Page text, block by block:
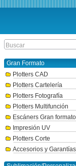
Gran Formato
Plotters CAD
Plotters Cartelería
Plotters Fotografía
Plotters Multifunción
Escáners Gran formato
Impresión UV
Plotters Corte
Accesorios y Garantías